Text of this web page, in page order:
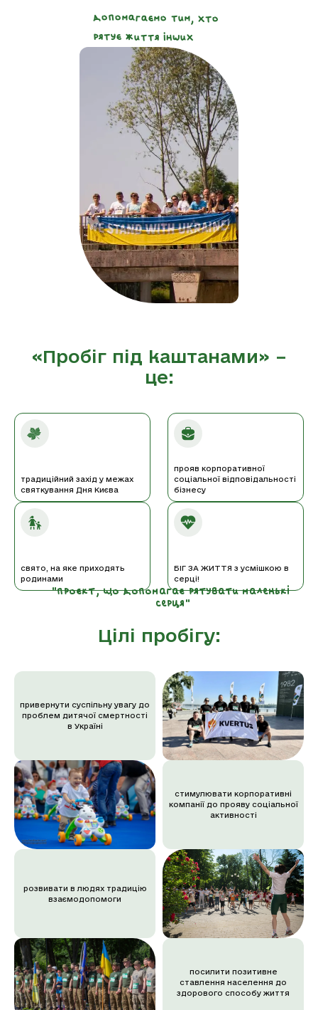
допомагаємо тим, хто
рятує життя інших
«Пробіг під каштанами» –
це:
традиційний захід у межах
святкування Дня Києва
прояв корпоративної
соціальної відповідальності
бізнесу
свято, на яке приходять
родинами
БІГ ЗА ЖИТТЯ з усмішкою в
серці!
"проєкт, що допомагає рятувати маленькі
серця"
Цілі пробігу:
привернути суспільну увагу до
проблем дитячої смертності
в Україні
стимулювати корпоративні
компанії до прояву соціальної
активності
розвивати в людях традицію
взаємодопомоги
посилити позитивне
ставлення населення до
здорового способу життя